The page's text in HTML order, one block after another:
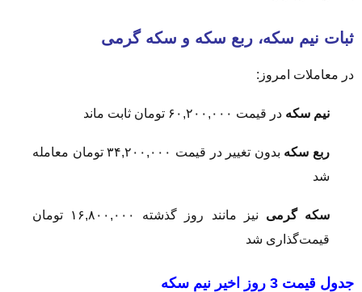
ثبات نیم سکه، ربع سکه و سکه گرمی
در معاملات امروز:
نیم سکه در قیمت ۶۰,۲۰۰,۰۰۰ تومان ثابت ماند
ربع سکه
بدون تغییر در قیمت ۳۴,۲۰۰,۰۰۰ تومان معامله
شد
سکه گرمی
نیز مانند روز گذشته ۱۶,۸۰۰,۰۰۰ تومان
قیمت‌گذاری شد
جدول قیمت 3 روز اخیر نیم سکه